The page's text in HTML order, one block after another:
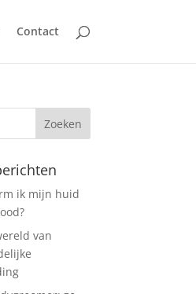
Contact
ik mijn huid
van